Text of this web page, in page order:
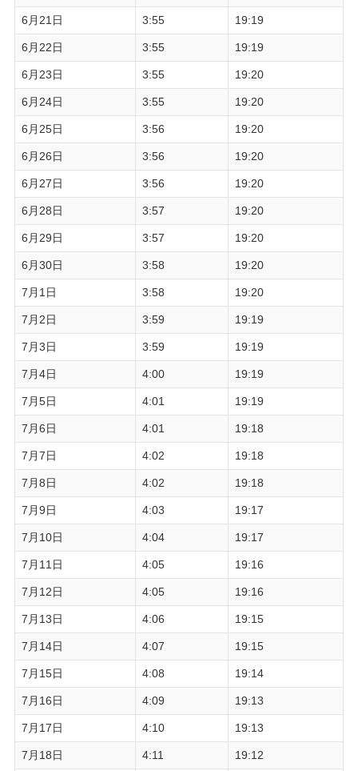
6月21日 3:55 19:19
6月22日 3:55 19:19
6月23日 3:55 19:20
6月24日 3:55 19:20
6月25日 3:56 19:20
6月26日 3:56 19:20
6月27日 3:56 19:20
6月28日 3:57 19:20
6月29日 3:57 19:20
6月30日 3:58 19:20
7月1日 3:58 19:20
7月2日 3:59 19:19
7月3日 3:59 19:19
7月4日 4:00 19:19
7月5日 4:01 19:19
7月6日 4:01 19:18
7月7日 4:02 19:18
7月8日 4:02 19:18
7月9日 4:03 19:17
7月10日 4:04 19:17
7月11日 4:05 19:16
7月12日 4:05 19:16
7月13日 4:06 19:15
7月14日 4:07 19:15
7月15日 4:08 19:14
7月16日 4:09 19:13
7月17日 4:10 19:13
7月18日 4:11 19:12